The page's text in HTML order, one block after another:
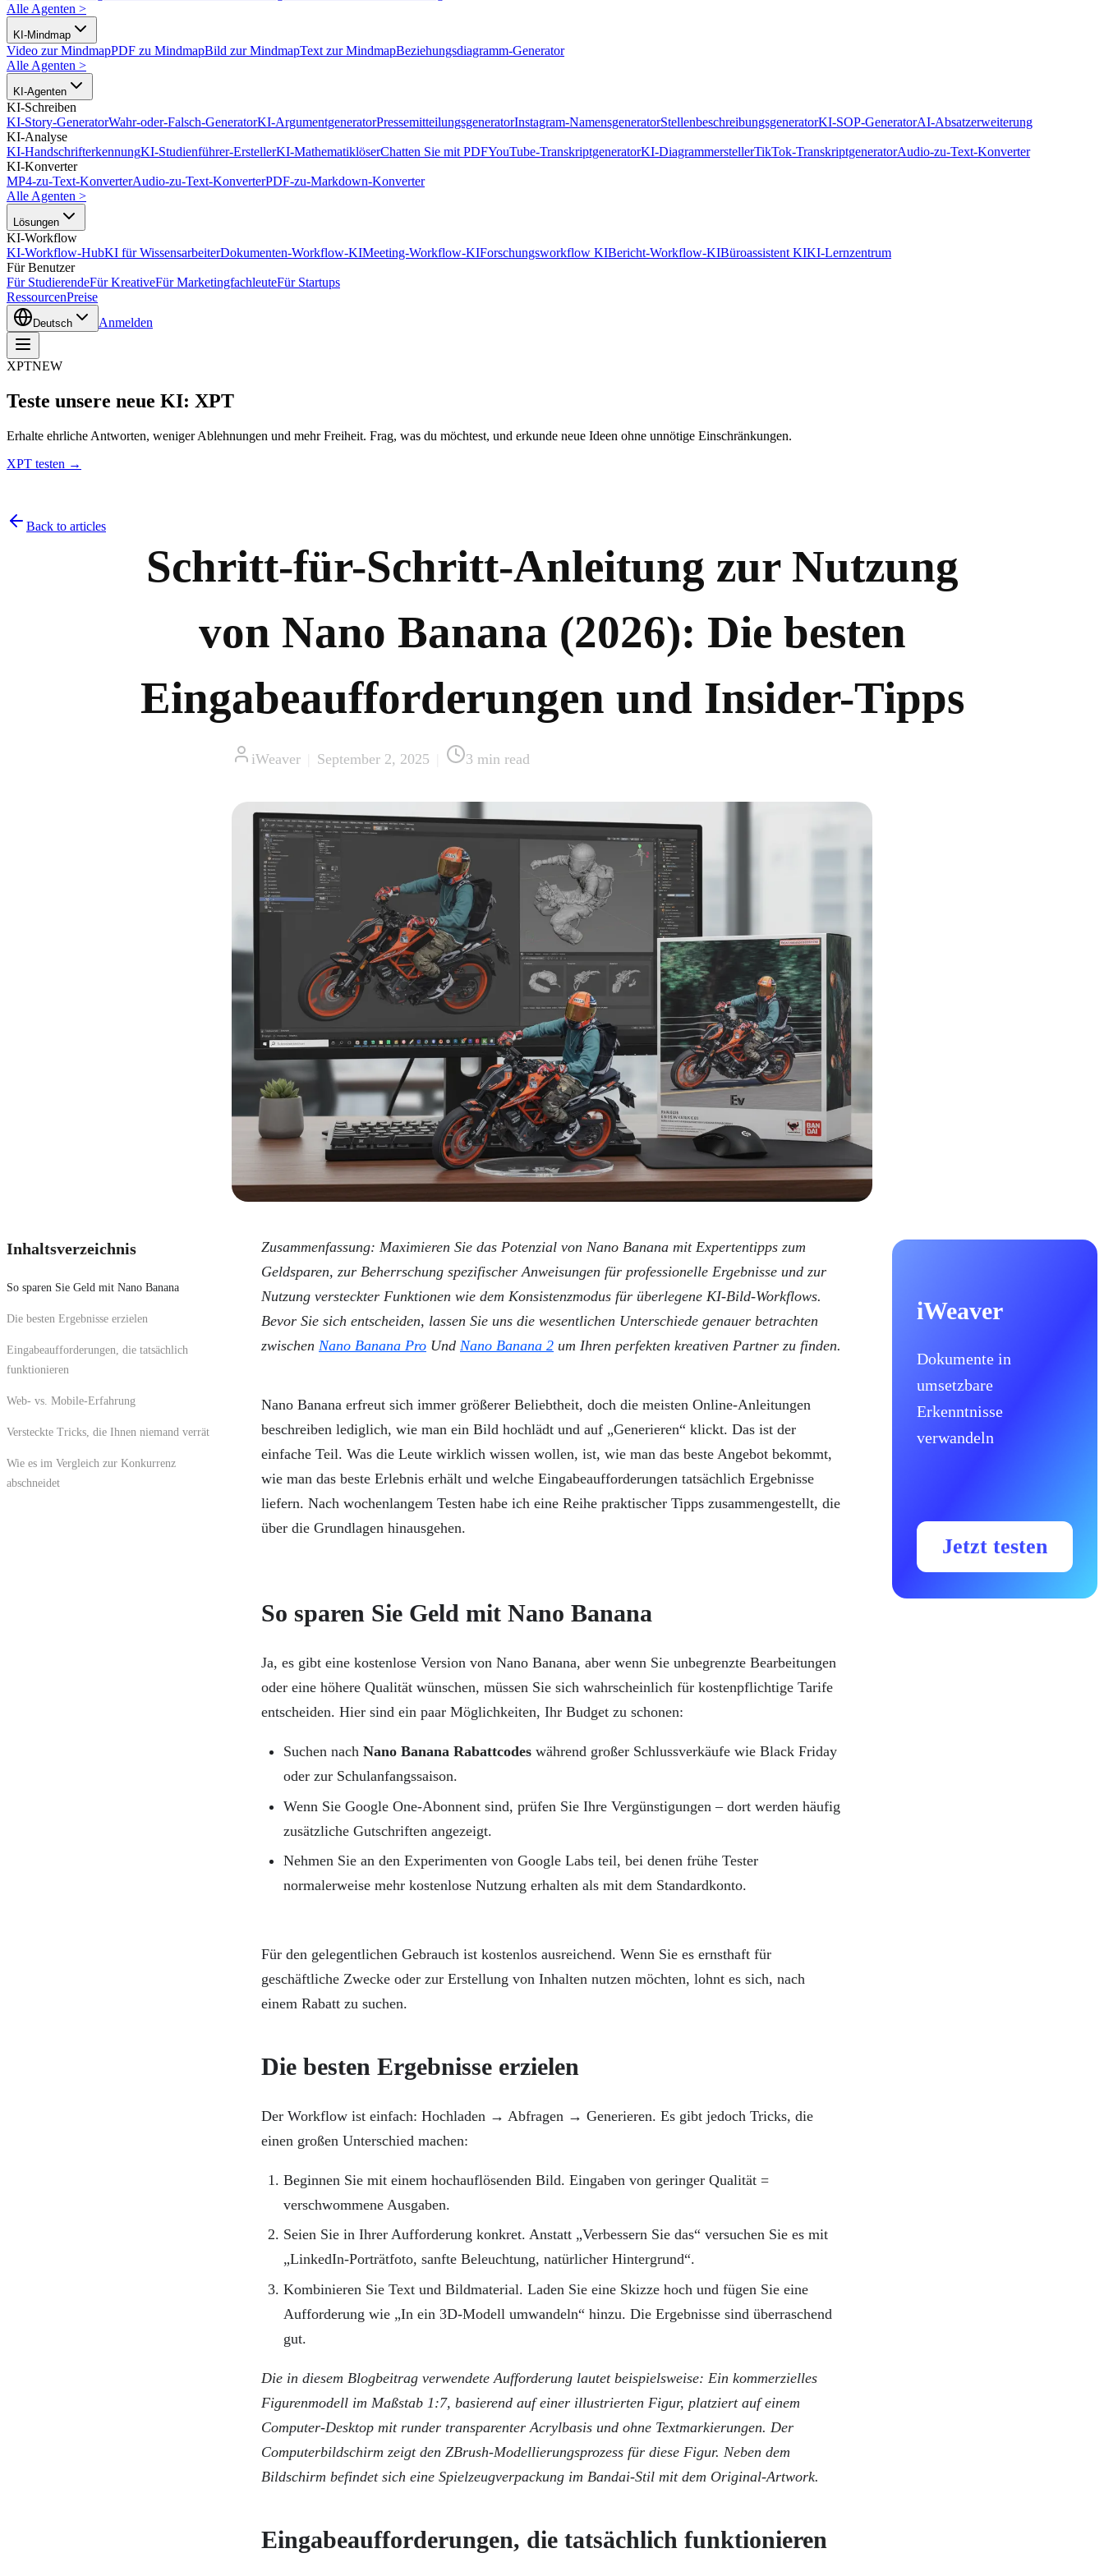
Alle Agenten >
KI-Mindmap
Video zur MindmapPDF zu MindmapBild zur MindmapText zur MindmapBeziehungsdiagramm-Generator
Alle Agenten >
KI-Agenten
KI-Schreiben
KI-Story-GeneratorWahr-oder-Falsch-GeneratorKI-ArgumentgeneratorPressemitteilungsgeneratorInstagram-NamensgeneratorStellenbeschreibungsgeneratorKI-SOP-GeneratorAI-Absatzerweiterung
KI-Analyse
KI-HandschrifterkennungKI-Studienführer-ErstellerKI-MathematiklöserChatten Sie mit PDFYouTube-TranskriptgeneratorKI-DiagrammerstellerTikTok-TranskriptgeneratorAudio-zu-Text-Konverter
KI-Konverter
MP4-zu-Text-KonverterAudio-zu-Text-KonverterPDF-zu-Markdown-Konverter
Alle Agenten >
Lösungen
KI-Workflow
KI-Workflow-HubKI für WissensarbeiterDokumenten-Workflow-KIMeeting-Workflow-KIForschungsworkflow KIBericht-Workflow-KIBüroassistent KIKI-Lernzentrum
Für Benutzer
Für StudierendeFür KreativeFür MarketingfachleuteFür Startups
RessourcenPreise
Deutsch Anmelden
XPTNEW
Teste unsere neue KI: XPT
Erhalte ehrliche Antworten, weniger Ablehnungen und mehr Freiheit. Frag, was du möchtest, und erkunde neue Ideen ohne unnötige Einschränkungen.
XPT testen →
Back to articles
Schritt-für-Schritt-Anleitung zur Nutzung
von Nano Banana (2026): Die besten
Eingabeaufforderungen und Insider-Tipps
iWeaver September 2, 2025 3 min read
Inhaltsverzeichnis
So sparen Sie Geld mit Nano Banana
Die besten Ergebnisse erzielen
Eingabeaufforderungen, die tatsächlich
funktionieren
Web- vs. Mobile-Erfahrung
Versteckte Tricks, die Ihnen niemand verrät
Wie es im Vergleich zur Konkurrenz
abschneidet
Zusammenfassung: Maximieren Sie das Potenzial von Nano Banana mit Expertentipps zum
Geldsparen, zur Beherrschung spezifischer Anweisungen für professionelle Ergebnisse und zur
Nutzung versteckter Funktionen wie dem Konsistenzmodus für überlegene KI-Bild-Workflows.
Bevor Sie sich entscheiden, lassen Sie uns die wesentlichen Unterschiede genauer betrachten
zwischen Nano Banana Pro Und Nano Banana 2 um Ihren perfekten kreativen Partner zu finden.
Nano Banana erfreut sich immer größerer Beliebtheit, doch die meisten Online-Anleitungen
beschreiben lediglich, wie man ein Bild hochlädt und auf „Generieren“ klickt. Das ist der
einfache Teil. Was die Leute wirklich wissen wollen, ist, wie man das beste Angebot bekommt,
wie man das beste Erlebnis erhält und welche Eingabeaufforderungen tatsächlich Ergebnisse
liefern. Nach wochenlangem Testen habe ich eine Reihe praktischer Tipps zusammengestellt, die
über die Grundlagen hinausgehen.
So sparen Sie Geld mit Nano Banana
Ja, es gibt eine kostenlose Version von Nano Banana, aber wenn Sie unbegrenzte Bearbeitungen
oder eine höhere Qualität wünschen, müssen Sie sich wahrscheinlich für kostenpflichtige Tarife
entscheiden. Hier sind ein paar Möglichkeiten, Ihr Budget zu schonen:
Suchen nach Nano Banana Rabattcodes während großer Schlussverkäufe wie Black Friday
oder zur Schulanfangssaison.
Wenn Sie Google One-Abonnent sind, prüfen Sie Ihre Vergünstigungen – dort werden häufig
zusätzliche Gutschriften angezeigt.
Nehmen Sie an den Experimenten von Google Labs teil, bei denen frühe Tester
normalerweise mehr kostenlose Nutzung erhalten als mit dem Standardkonto.
Für den gelegentlichen Gebrauch ist kostenlos ausreichend. Wenn Sie es ernsthaft für
geschäftliche Zwecke oder zur Erstellung von Inhalten nutzen möchten, lohnt es sich, nach
einem Rabatt zu suchen.
Die besten Ergebnisse erzielen
Der Workflow ist einfach: Hochladen → Abfragen → Generieren. Es gibt jedoch Tricks, die
einen großen Unterschied machen:
Beginnen Sie mit einem hochauflösenden Bild. Eingaben von geringer Qualität =
verschwommene Ausgaben.
Seien Sie in Ihrer Aufforderung konkret. Anstatt „Verbessern Sie das“ versuchen Sie es mit
„LinkedIn-Porträtfoto, sanfte Beleuchtung, natürlicher Hintergrund“.
Kombinieren Sie Text und Bildmaterial. Laden Sie eine Skizze hoch und fügen Sie eine
Aufforderung wie „In ein 3D-Modell umwandeln“ hinzu. Die Ergebnisse sind überraschend
gut.
Die in diesem Blogbeitrag verwendete Aufforderung lautet beispielsweise: Ein kommerzielles
Figurenmodell im Maßstab 1:7, basierend auf einer illustrierten Figur, platziert auf einem
Computer-Desktop mit runder transparenter Acrylbasis und ohne Textmarkierungen. Der
Computerbildschirm zeigt den ZBrush-Modellierungsprozess für diese Figur. Neben dem
Bildschirm befindet sich eine Spielzeugverpackung im Bandai-Stil mit dem Original-Artwork.
Eingabeaufforderungen, die tatsächlich funktionieren
iWeaver
Dokumente in
umsetzbare
Erkenntnisse
verwandeln
Jetzt testen